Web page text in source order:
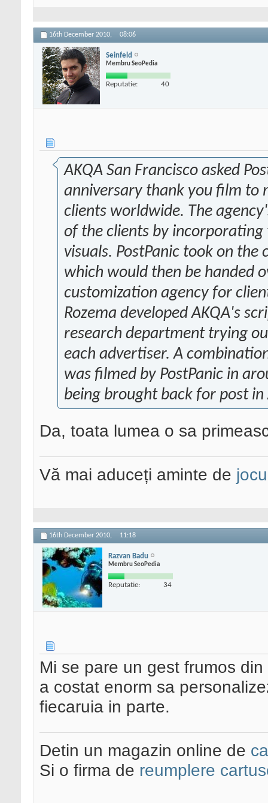
16th December 2010, 08:06
Seinfeld
Membru SeoPedia
Reputatie: 40
AKQA San Francisco asked
anniversary thank you film to
clients worldwide. The
of the clients by
visuals. PostPanic took on
which would then be handed
customization agency for
Rozema developed AKQA's
research department trying
each advertiser. A
was filmed by PostPanic in
being brought back for post
Da, toata lumea o sa
Vă mai aduceți aminte de
16th December 2010, 11:18
Razvan Badu
Membru SeoPedia
Reputatie: 34
Mi se pare un gest frumos
a costat enorm sa
fiecaruia in parte.
Detin un magazin online de
Si o firma de reumplere